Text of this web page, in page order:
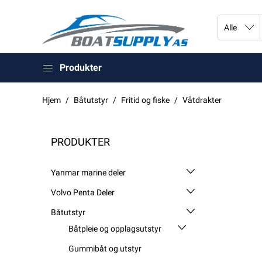
Produkter
Hjem Båtutstyr Fritid og fiske Våtdrakter
PRODUKTER
Yanmar marine deler
Volvo Penta Deler
Båtutstyr
Båtpleie og opplagsutstyr
Gummibåt og utstyr